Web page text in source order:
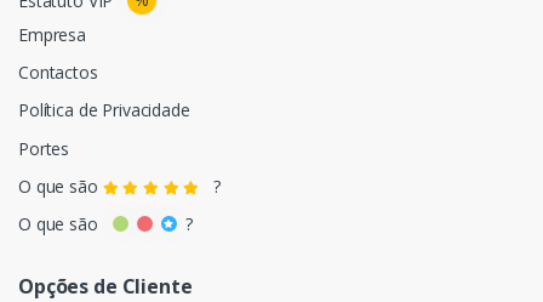
Empresa
Contactos
Política de Privacidade
Portes
O que são
?
O que são
?
Opções de Cliente